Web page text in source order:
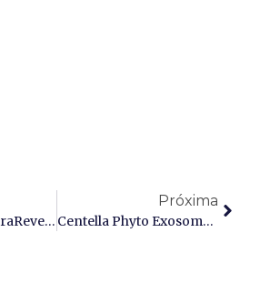
PrimalHyal™ UltraReverse: Ácido Hialurônico Epigenético De < 3 KDa Para Reversão Da Idade Biológica E Longevidade Cutânea
Próxima
Centella Phyto Exosome: O Comunicador Celular Com Tecnologia Centella Asiatica Stem Cell Para Regeneração E Elasticidade